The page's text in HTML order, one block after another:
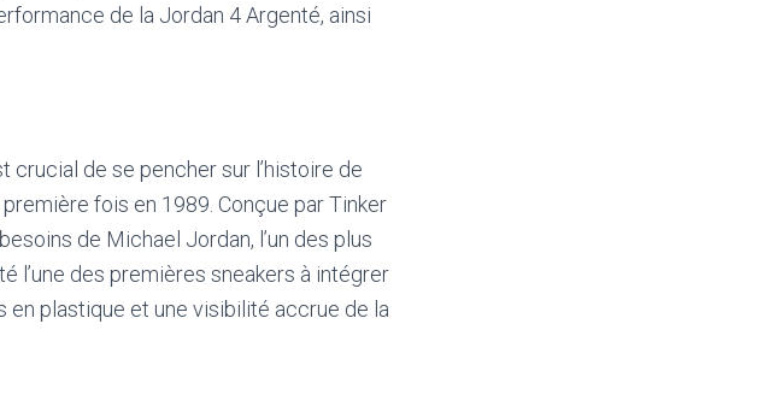
de la Jordan 4 Argenté, ainsi
de se pencher sur l’histoire de
fois en 1989. Conçue par Tinker
de Michael Jordan, l’un des plus
l’une des premières sneakers à intégrer
plastique et une visibilité accrue de la